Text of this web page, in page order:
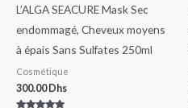
L’ALGA SEACURE Mask Sec
endommagé, Cheveux moyens
à épais Sans Sulfates 250ml
Cosmétique
300.00Dhs